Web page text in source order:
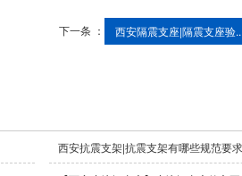
下一条 ： 西安隔震支座|隔震支座验
西安抗震支架|抗震支架有哪些规范要